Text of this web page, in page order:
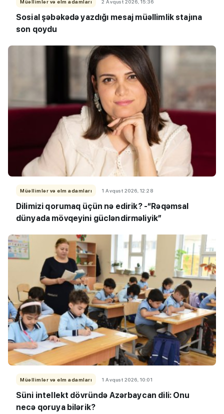
Müəllimlər və elm adamları 2 Avqust 2026, 15:36
Sosial şəbəkədə yazdığı mesaj müəllimlik stajına
son qoydu
Müəllimlər və elm adamları 1 Avqust 2026, 12:28
Dilimizi qorumaq üçün nə edirik? -“Rəqəmsal
dünyada mövqeyini gücləndirməliyik”
Müəllimlər və elm adamları 1 Avqust 2026, 10:01
Süni intellekt dövründə Azərbaycan dili: Onu
necə qoruya bilərik?